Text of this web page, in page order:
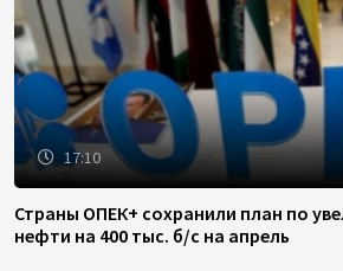
17:10
Страны ОПЕК+ сохранили план по
нефти на 400 тыс. б/с на апрель